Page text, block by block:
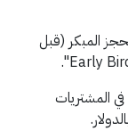
المبكر (قبل
المشتريات